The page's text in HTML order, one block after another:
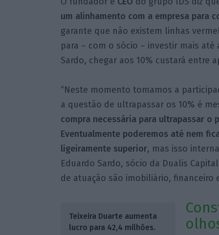
um alinhamento com a empresa para
garante que não existem linhas
para – com o sócio – investir mais
Sardo, chegar aos 10% custará entre
“Neste momento tomamos a
a questão de ultrapassar os 10% é
compra necessária para ultrapassar
Eventualmente poderemos até nem
ligeiramente superior, mas isso
Eduardo Sardo, sócio da Dualis
de atuação são imobiliário, financeiro
Teixeira Duarte aumenta
lucro para 42,4 milhões.